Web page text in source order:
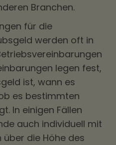
Branchen.
für die
werden oft in
legen fest,
ist, wann es
es bestimmten
In einigen Fällen
auch individuell mit
die Höhe des